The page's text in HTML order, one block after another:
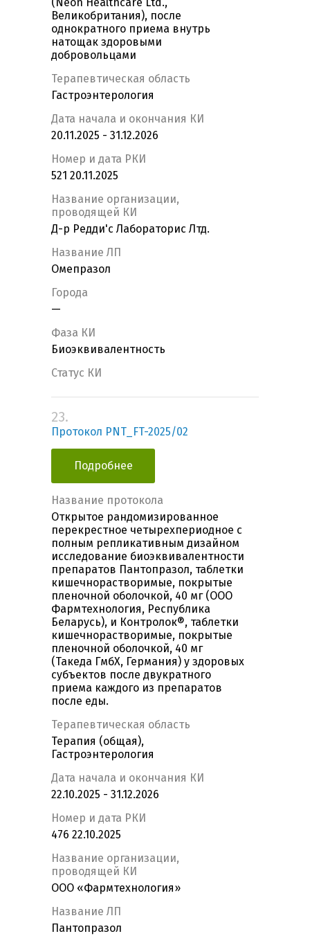
(Neon Healthcare Ltd.,
Великобритания), после
однократного приема внутрь
натощак здоровыми
добровольцами
Терапевтическая область
Гастроэнтерология
Дата начала и окончания КИ
20.11.2025 - 31.12.2026
Номер и дата РКИ
521 20.11.2025
Название организации,
проводящей КИ
Д-р Редди'с Лабораторис Лтд.
Название ЛП
Омепразол
Города
—
Фаза КИ
Биоэквивалентность
Статус КИ
23.
Протокол PNT_FT-2025/02
Подробнее
Название протокола
Открытое рандомизированное
перекрестное четырехпериодное с
полным репликативным дизайном
исследование биоэквивалентности
препаратов Пантопразол, таблетки
кишечнорастворимые, покрытые
пленочной оболочкой, 40 мг (ООО
Фармтехнология, Республика
Беларусь), и Контролок®, таблетки
кишечнорастворимые, покрытые
пленочной оболочкой, 40 мг
(Такеда ГмбХ, Германия) у здоровых
субъектов после двукратного
приема каждого из препаратов
после еды.
Терапевтическая область
Терапия (общая),
Гастроэнтерология
Дата начала и окончания КИ
22.10.2025 - 31.12.2026
Номер и дата РКИ
476 22.10.2025
Название организации,
проводящей КИ
ООО «Фармтехнология»
Название ЛП
Пантопразол